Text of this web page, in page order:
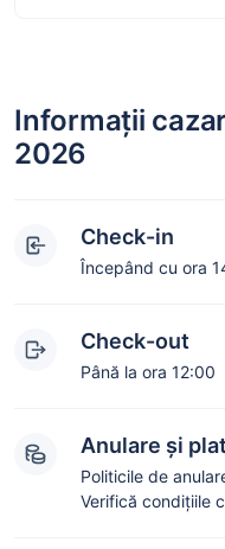
Informații
2026
Check-in
Începând cu ora
Check-out
Până la ora 12:00
Anulare și
Politicile de
Verifică condițiile